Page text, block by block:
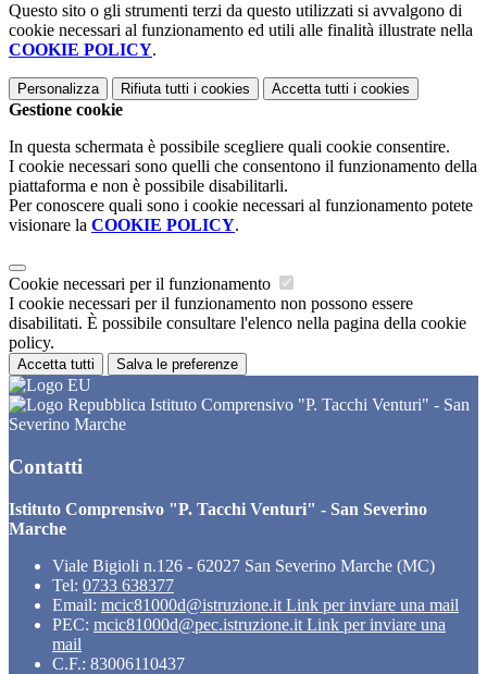
Questo sito o gli strumenti terzi da questo utilizzati si avvalgono di
cookie necessari al funzionamento ed utili alle finalità illustrate nella
COOKIE POLICY.
Personalizza Rifiuta tutti i cookies Accetta tutti i cookies
Gestione cookie
In questa schermata è possibile scegliere quali cookie consentire.
I cookie necessari sono quelli che consentono il funzionamento della
piattaforma e non è possibile disabilitarli.
Per conoscere quali sono i cookie necessari al funzionamento potete
visionare la COOKIE POLICY.
Cookie necessari per il funzionamento
I cookie necessari per il funzionamento non possono essere
disabilitati. È possibile consultare l'elenco nella pagina della cookie
policy.
Accetta tutti Salva le preferenze
Istituto Comprensivo "P. Tacchi Venturi" - San
Severino Marche
Contatti
Istituto Comprensivo "P. Tacchi Venturi" - San Severino
Marche
Viale Bigioli n.126 - 62027 San Severino Marche (MC)
Tel: 0733 638377
Email: mcic81000d@istruzione.it Link per inviare una mail
PEC: mcic81000d@pec.istruzione.it Link per inviare una
mail
C.F.: 83006110437